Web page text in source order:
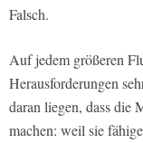
Falsch.
Auf jedem größeren
Herausforderungen
daran liegen, dass die
machen: weil sie